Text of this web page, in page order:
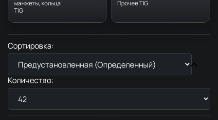
манжеты, кольца
TIG
Прочее TIG
Сортировка:
Количество: